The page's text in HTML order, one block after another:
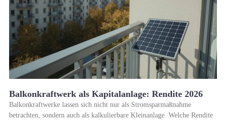
Balkonkraftwerk als Kapitalanlage: Rendite 2026
Balkonkraftwerke lassen sich nicht nur als Stromsparmaßnahme
betrachten, sondern auch als kalkulierbare Kleinanlage. Welche Rendite